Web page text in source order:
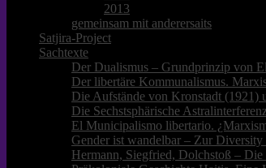
2013
gemeinsam mit anderersaits
Satjira-Project
Sachtexte
Der Dualismus – Grundprinzip von
Der libertäre Kommunalismus.
Die Aufstände von Kronstadt (1921)
Die Sechstsphärische
El Municipalismo libertario.
Gender ist wandelbar – Zur
Hermann, Siegfried, Dolchstoß –